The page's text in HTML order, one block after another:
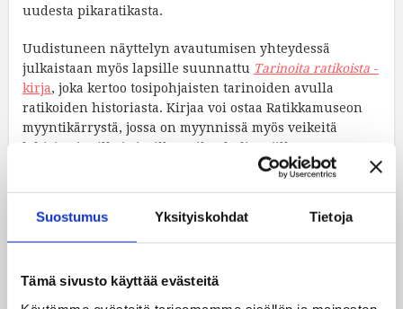
Suostumus Yksityiskohdat Tietoja
Tämä sivusto käyttää evästeitä
uudesta pikaratikasta.
Uudistuneen näyttelyn avautumisen yhteydessä
julkaistaan myös lapsille suunnattu Tarinoita ratikoista -
kirja, joka kertoo tosipohjaisten tarinoiden avulla
ratikoiden historiasta. Kirjaa voi ostaa Ratikkamuseon
myyntikärrystä, jossa on myynnissä myös veikeitä
lahjoja pienille ja isoille ratikankuljettajille.
huvila-alueella oli hevostallit ratikkahevosineen sekä
vaunuvaja, pesutupa, öljyvarasto ja satulaverstas.
muuttumista uudenaikaiseksi hallialueeksi. Vuonna
1900 valmistui vaunuhalli, nykyinen Ratikkamuseo, joka